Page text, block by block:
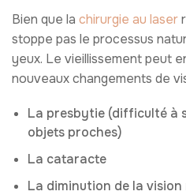
Bien que la chirurgie au laser
stoppe pas le processus
yeux. Le vieillissement peut
nouveaux changements de
La presbytie (difficulté à
objets proches)
La cataracte
La diminution de la